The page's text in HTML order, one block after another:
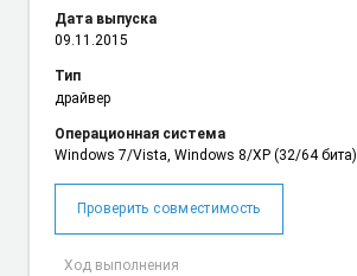
Дата выпуска
09.11.2015
Тип
драйвер
Операционная система
Windows 7/Vista, Windows 8/XP (32/64 бита)
Проверить совместимость
Ход выполнения